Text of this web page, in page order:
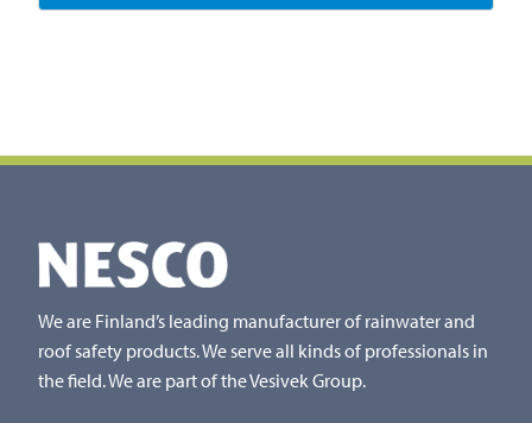
We are Finland’s leading manufacturer of rainwater and
roof safety products. We serve all kinds of professionals in
the field. We are part of the Vesivek Group.